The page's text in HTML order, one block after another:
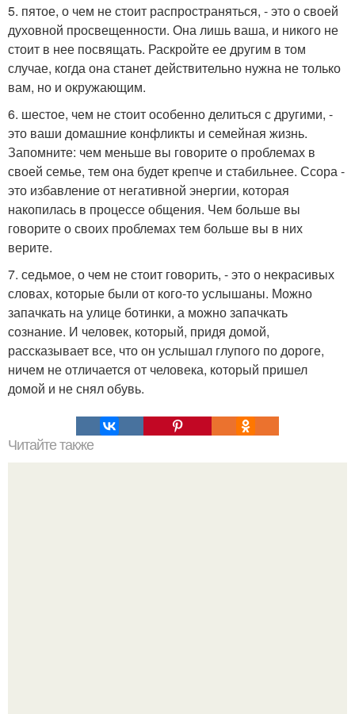
5. пятое, о чем не стоит распространяться, - это о своей
духовной просвещенности. Она лишь ваша, и никого не
стоит в нее посвящать. Раскройте ее другим в том
случае, когда она станет действительно нужна не только
вам, но и окружающим.
6. шестое, чем не стоит особенно делиться с другими, -
это ваши домашние конфликты и семейная жизнь.
Запомните: чем меньше вы говорите о проблемах в
своей семье, тем она будет крепче и стабильнее. Ссора -
это избавление от негативной энергии, которая
накопилась в процессе общения. Чем больше вы
говорите о своих проблемах тем больше вы в них
верите.
7. седьмое, о чем не стоит говорить, - это о некрасивых
словах, которые были от кого-то услышаны. Можно
запачкать на улице ботинки, а можно запачкать
сознание. И человек, который, придя домой,
рассказывает все, что он услышал глупого по дороге,
ничем не отличается от человека, который пришел
домой и не снял обувь.
Читайте также